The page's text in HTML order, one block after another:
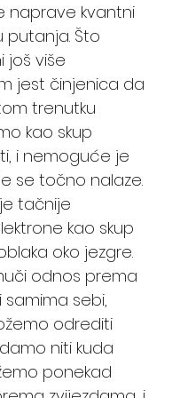
naprave kvantni
putanja. Što
još više
jest činjenica da
trenutku
kao skup
i nemoguće je
se točno nalaze.
tačnije
kao skup
oko jezgre.
odnos prema
samima sebi,
odrediti
niti kuda
ponekad